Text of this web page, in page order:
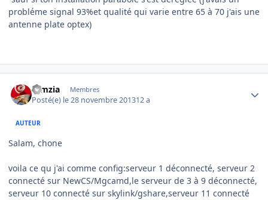
probléme signal 93%et qualité qui varie entre 65 à 70 j'ais une
antenne plate optex)
ramzia Membres
Posté(e) le 28 novembre 201312 a
AUTEUR
Salam, chone
voila ce qu j'ai comme config:serveur 1 déconnecté, serveur 2
connecté sur NewCS/Mgcamd,le serveur de 3 à 9 déconnecté,
serveur 10 connecté sur skylink/gshare,serveur 11 connecté